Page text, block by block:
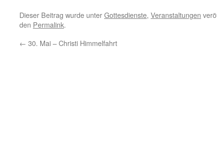
Dieser Beitrag wurde unterGottesdienste, Veranstaltungen
den Permalink.
← 30. Mai – Christi Himmelfahrt